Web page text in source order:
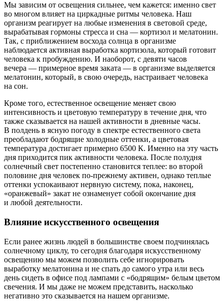
Мы зависим от освещения сильнее, чем кажется: именно свет
во многом влияет на циркадные ритмы человека. Наш
организм реагирует на любые изменения в световой среде,
вырабатывая гормоны стресса и сна — кортизол и мелатонин.
Так, с приближением восхода солнца в организме
наблюдается активная выработка кортизола, который готовит
человека к пробуждению. И наоборот, с девяти часов
вечера — примерное время заката — в организме выделяется
мелатонин, который, в свою очередь, настраивает человека
на сон.
Кроме того, естественное освещение меняет свою
интенсивность и цветовую температуру в течение дня, что
также сказывается на нашей активности в дневные часы.
В полдень в ясную погоду в спектре естественного света
преобладают бодрящие холодные оттенки, а цветовая
температура достигает примерно 6500 К. Именно на эту часть
дня приходится пик активности человека. После полудня
солнечный свет постепенно становится теплее: во второй
половине дня человек по-прежнему активен, однако теплые
оттенки успокаивают нервную систему, пока, наконец,
«оранжевый» закат не ознаменует собой окончание дня
и любой деятельности.
Влияние искусственного освещения
Если ранее жизнь людей в большинстве своем подчинялась
солнечному циклу, то сегодня благодаря искусственному
освещению мы можем позволить себе игнорировать
выработку мелатонина и не спать до самого утра или весь
день сидеть в офисе под лампами с «бодрящим» белым цветом
свечения. И мы даже не можем представить, насколько
негативно это сказывается на нашем организме.